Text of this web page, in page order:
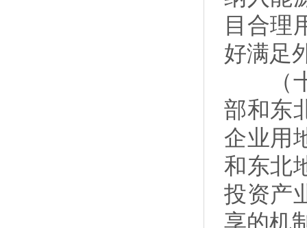
目合理
好满足
（十
部和东
企业用
和东北
投资产
享的机